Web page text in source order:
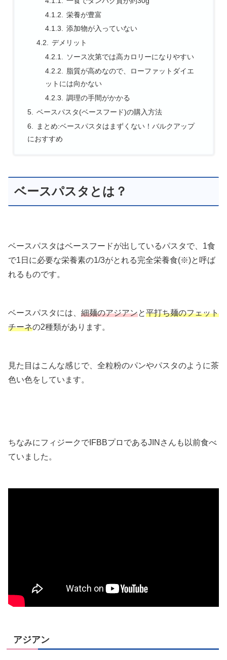
栄養が豊富
添加物が入っていない
デメリット
ソース次第では高カロリーになりやすい
脂質が高めなので、ローファットダイエ
ットには向かない
調理の手間がかかる
ベースパスタ(ベースフード)の購入方法
まとめ:ベースパスタはまずくない！バルクアップ
におすすめ
ベースパスタとは？
ベースパスタはベースフードが出しているパスタで、1食
で1日に必要な栄養素の1/3がとれる完全栄養食(※)と呼ば
れるものです。
ベースパスタには、 細麺のアジアンと平打ち麺のフェット
チーネの2種類があります。
見た目はこんな感じで、全粒粉のパンやパスタのように茶
色い色をしています。
ちなみにフィジークでIFBBプロであるJINさんも以前食べ
ていました。
アジアン